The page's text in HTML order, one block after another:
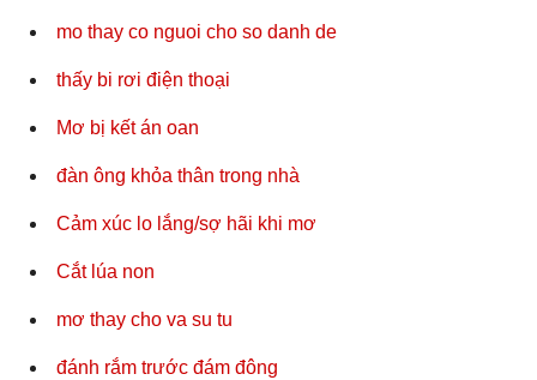
mo thay co nguoi cho so danh de
thấy bi rơi điện thoại
Mơ bị kết án oan
đàn ông khỏa thân trong nhà
Cảm xúc lo lắng/sợ hãi khi mơ
Cắt lúa non
mơ thay cho va su tu
đánh rắm trước đám đông